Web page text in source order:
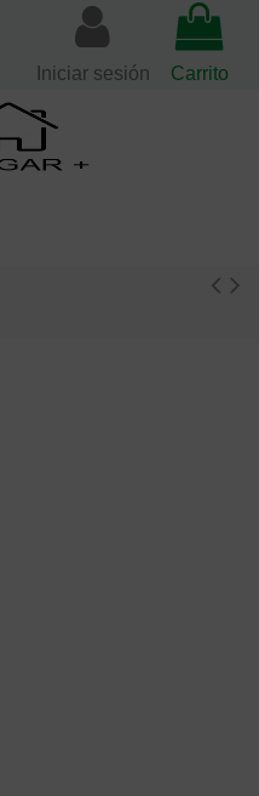
Iniciar sesión Carrito